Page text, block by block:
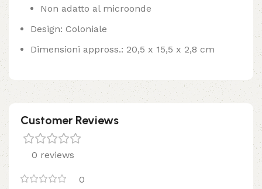
Non adatto al microonde
Design: Coloniale
Dimensioni appross.: 20,5 x 15,5 x 2,8 cm
Customer Reviews
0 reviews
0